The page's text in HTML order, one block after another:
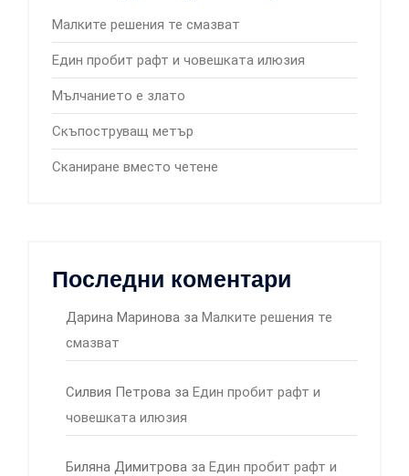
Малките решения те смазват
Един пробит рафт и човешката илюзия
Мълчанието е злато
Скъпоструващ метър
Сканиране вместо четене
Последни коментари
Дарина Маринова за Малките решения те
смазват
Силвия Петрова за Един пробит рафт и
човешката илюзия
Биляна Димитрова за Един пробит рафт и